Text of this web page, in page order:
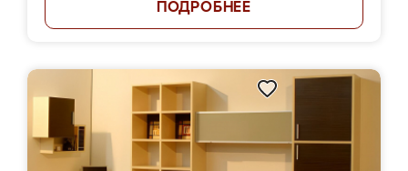
ПОДРОБНЕЕ